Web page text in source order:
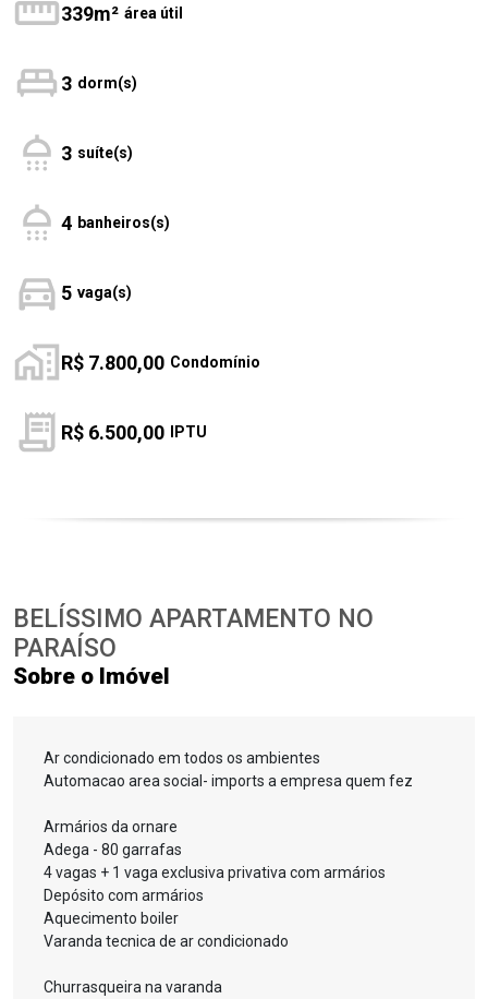
339m² área útil
3 dorm(s)
3 suíte(s)
4 banheiros(s)
5 vaga(s)
R$ 7.800,00 Condomínio
R$ 6.500,00 IPTU
BELÍSSIMO APARTAMENTO NO
PARAÍSO
Sobre o Imóvel
Ar condicionado em todos os ambientes
Automacao area social- imports a empresa quem fez
Armários da ornare
Adega - 80 garrafas
4 vagas + 1 vaga exclusiva privativa com armários
Depósito com armários
Aquecimento boiler
Varanda tecnica de ar condicionado
Churrasqueira na varanda